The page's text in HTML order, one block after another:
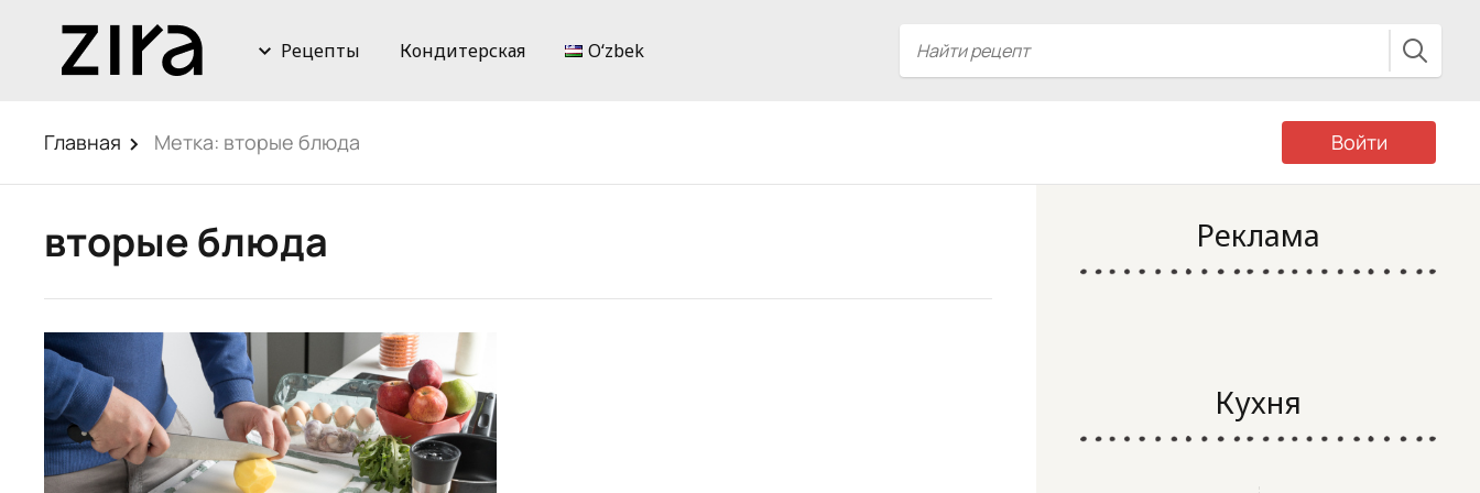
Рецепты Кондитерская Oʻzbek
Главная Метка: вторые блюда Войти
вторые блюда Реклама
Кухня